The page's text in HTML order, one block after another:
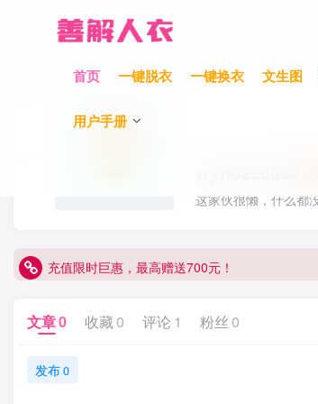
首页 一键脱衣 一键换衣 文生图
用户手册
这家伙很懒，什么都
充值限时巨惠，最高赠送700元！
充值限时巨惠，最高赠送700元！
文章0 收藏 0 评论 1 粉丝 0
发布0